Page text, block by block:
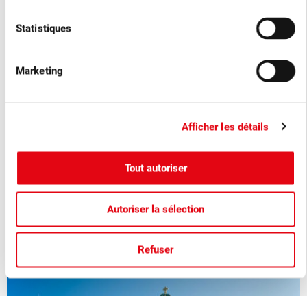
Statistiques
Marketing
Afficher les détails
Tout autoriser
Autoriser la sélection
Refuser
Association, Séminaires à venir
Congrès SwissFruit baies 2026
réunira à Berne pour discuter des dernières évolutions, des
innovations et des défis à relever.